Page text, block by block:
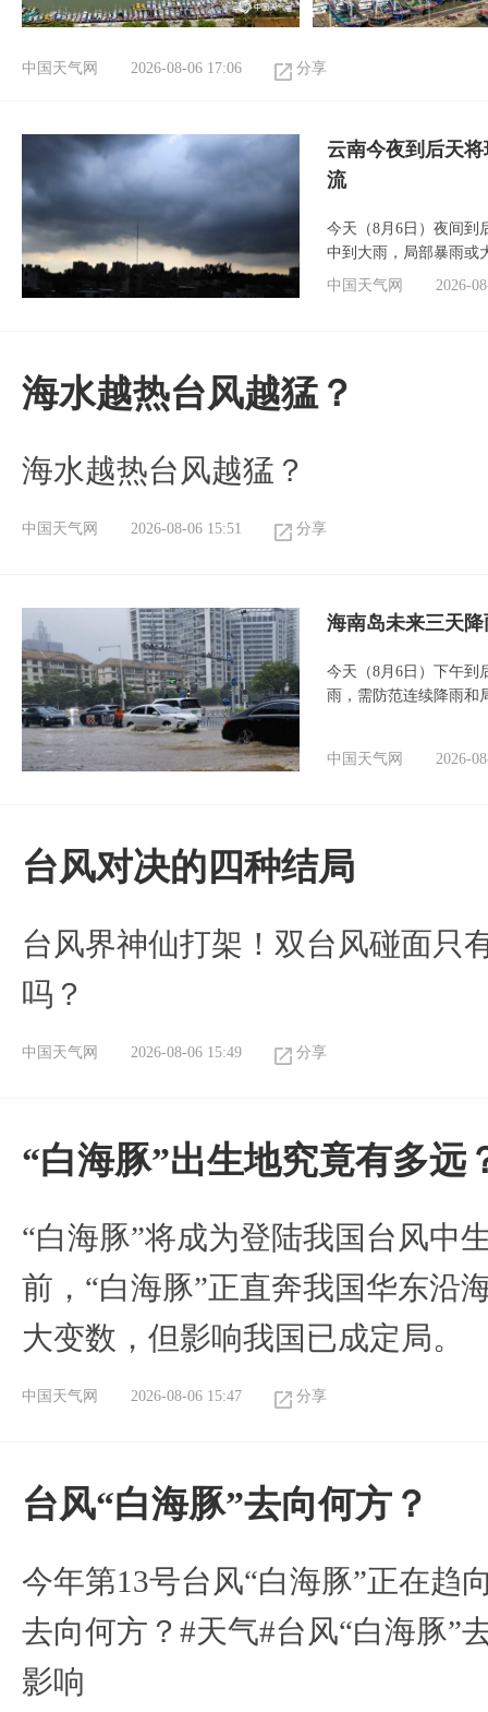
中国天气网 2026-08-06 17:06 分享
云南今夜到后天
流
今天（8月6日）夜间到
中到大雨，局部暴雨或
中国天气网
2026-
海水越热台风越猛？
海水越热台风越猛？
中国天气网 2026-08-06 15:51 分享
海南岛未来三天
今天（8月6日）下午到
雨，需防范连续降雨和
中国天气网 2026-
台风对决的四种结局
台风界神仙打架！双台风碰面只
吗？
中国天气网 2026-08-06 15:49 分享
“白海豚”出生地究竟有多远
“白海豚”将成为登陆我国台风中
前，“白海豚”正直奔我国华东沿
大变数，但影响我国已成定局。
中国天气网 2026-08-06 15:47 分享
台风“白海豚”去向何方？
今年第13号台风“白海豚”正在趋
去向何方？#天气#台风“白海豚”
影响